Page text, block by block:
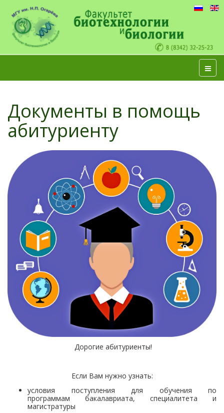
Документы в помощь
абитуриенту
Дорогие абитуриенты!
Если Вам нужно узнать:
условия поступления для обучения по
программам бакалавриата, специалитета и
магистратуры